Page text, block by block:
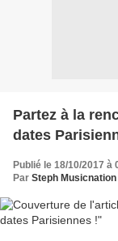
Partez à la
dates
Publié le 18/10/2017 à
Par Steph Musicnation